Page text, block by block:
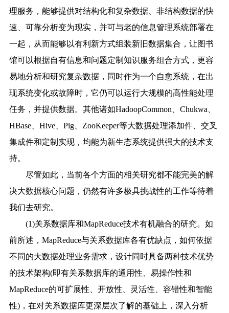
理服务，能够提供对结构化和复杂数据、非结构数据的快
速、可靠分析变为现实，并可与老的信息管理系统部署在
一起，从而能够以有利新方式组装新旧数据集合，让图书
馆可以根据自有信息和问题定制知识服务组合方式，更容
易地分析和研究复杂数据，同时作为一个自愈系统，在出
现系统变化或故障时，它仍可以运行大规模的高性能处理
任务，并提供数据。其他诸如HadoopCommon、Chukwa、
HBase、Hive、Pig、ZooKeeper等大数据处理添加件、交叉
集成件和定制实现，均能为新生态系统提供强大的技术支
持。
尽管如此，当前各个方面的相关研究都不能完美的解
决大数据核心问题，仍然有许多极具挑战性的工作等待着
我们去研究。
(1)关系数据库和MapReduce技术有机融合的研究。如
前所述，MapReduce与关系数据库各有优缺点，如何依据
不同的大数据处理业务需求，设计同时具备两种技术优势
的技术架构(即有关系数据库的通用性、易操作性和
MapReduce的可扩展性、开放性、灵活性、容错性和智能
性)，在对关系数据库更深层次了解的基础上，深入分析